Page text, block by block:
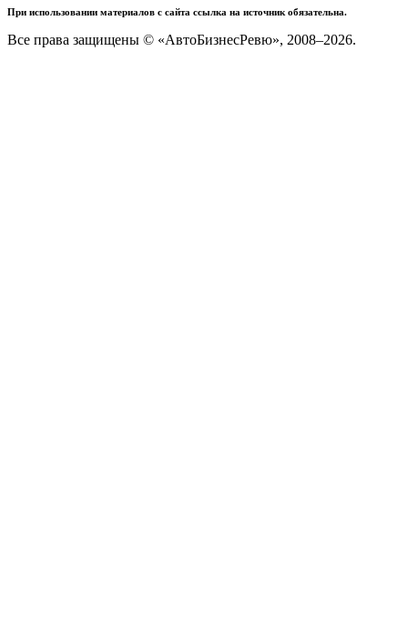
При использовании материалов с сайта ссылка на источник обязательна.
Все права защищены © «АвтоБизнесРевю», 2008–2026.